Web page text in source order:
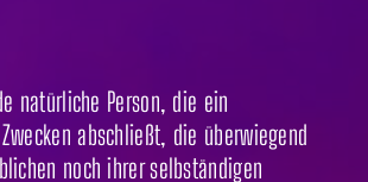
natürliche Person, die ein
abschließt, die überwiegend
noch ihrer selbständigen